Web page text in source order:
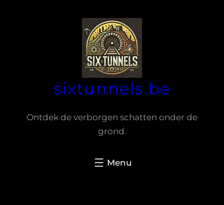
sixtunnels.be
Ontdek de verborgen schatten onder de
grond.